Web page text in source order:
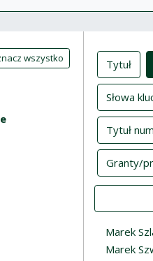
wszystkotreści)
Tytuł
Słowa
Tytuł
Granty/
Marek
Marek